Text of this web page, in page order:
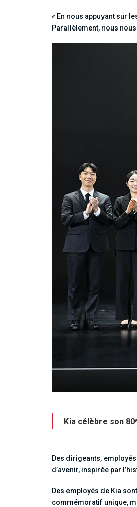
« En nous appuyant sur
Parallèlement, nous
Kia célèbre son
Des dirigeants,
d’avenir, inspirée par
Des employés de Kia
commémoratif unique,